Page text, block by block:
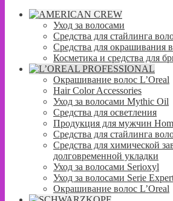
Уход за волосами
Средства для стайлинга
Средства для окрашивания
Косметика и средства для
Окрашивание волос L’Oreal
Hair Color Accessories
Уход за волосами Mythic Oil
Средства для осветления
Продукция для мужчин
Средства для стайлинга
Средства для химической
долговременной укладки
Уход за волосами Serioxyl
Уход за волосами Serie
Окрашивание волос L’Oreal